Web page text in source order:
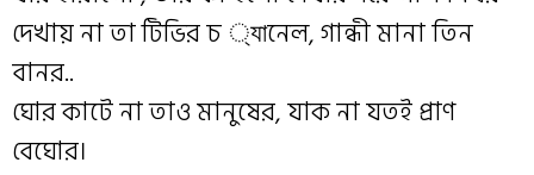
দেখায় না তা টিভির চ্যানেল, গান্ধী মানা তিন
বানর..
ঘোর কাটে না তাও মানুষের, যাক না যতই প্রাণ
বেঘোর।